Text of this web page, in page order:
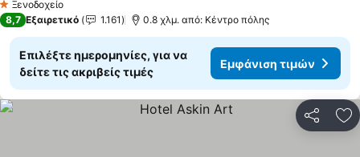
1 Αστέρια
Ξενοδοχείο
8,7 Εξαιρετικό 1.161 0.8 χλμ. από: Κέντρο πόλης
Επιλέξτε ημερομηνίες, για να
δείτε τις ακριβείς τιμές
Εμφάνιση τιμών